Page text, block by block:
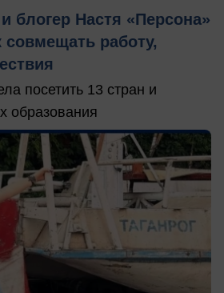
блогер Настя «Персона»
совмещать работу,
посетить 13 стран и
образования